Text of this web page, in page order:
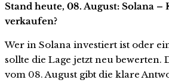
Stand heute, 08. August: Solana
verkaufen?
Wer in Solana investiert ist oder
sollte die Lage jetzt neu bewerten.
vom 08. August gibt die klare